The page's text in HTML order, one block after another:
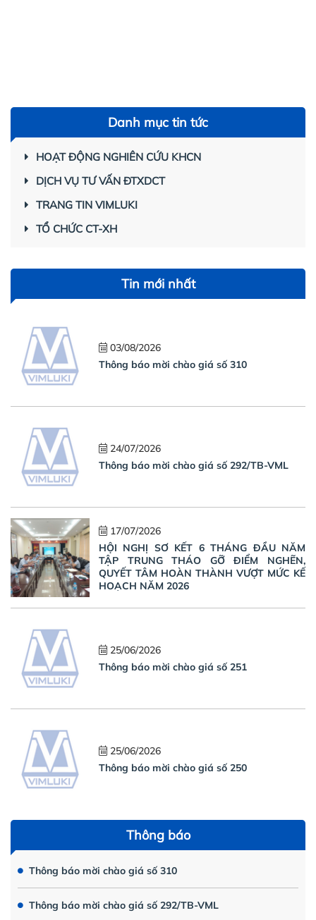
Danh mục tin tức
HOẠT ĐỘNG NGHIÊN CỨU KHCN
DỊCH VỤ TƯ VẤN ĐTXDCT
TRANG TIN VIMLUKI
TỔ CHỨC CT-XH
Tin mới nhất
03/08/2026
Thông báo mời chào giá số 310
24/07/2026
Thông báo mời chào giá số 292/TB-VML
17/07/2026
HỘI NGHỊ SƠ KẾT 6 THÁNG ĐẦU NĂM
TẬP TRUNG THÁO GỠ ĐIỂM NGHẼN,
QUYẾT TÂM HOÀN THÀNH VƯỢT MỨC KẾ
HOẠCH NĂM 2026
25/06/2026
Thông báo mời chào giá số 251
25/06/2026
Thông báo mời chào giá số 250
Thông báo
Thông báo mời chào giá số 310
Thông báo mời chào giá số 292/TB-VML